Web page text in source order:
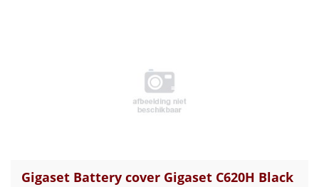
Gigaset Battery cover Gigaset C620H Black